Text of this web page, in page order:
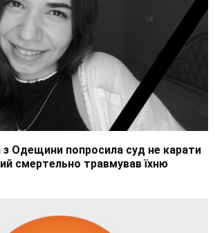
Одещини попросила суд не карати
смертельно травмував їхню